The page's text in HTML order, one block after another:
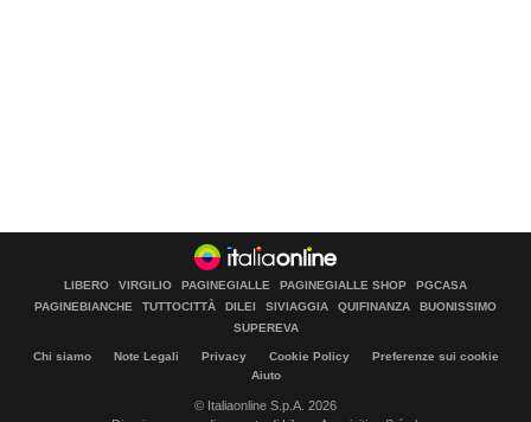
LIBERO VIRGILIO PAGINEGIALLE PAGINEGIALLE SHOP
PGCASA
PAGINEBIANCHE
TUTTOCITTÀ DILEI SIVIAGGIA QUIFINANZA
BUONISSIMO
SUPEREVA
Chi siamo Note Legali Privacy Cookie Policy
Preferenze sui cookie
Aiuto
© Italiaonline S.p.A. 2026